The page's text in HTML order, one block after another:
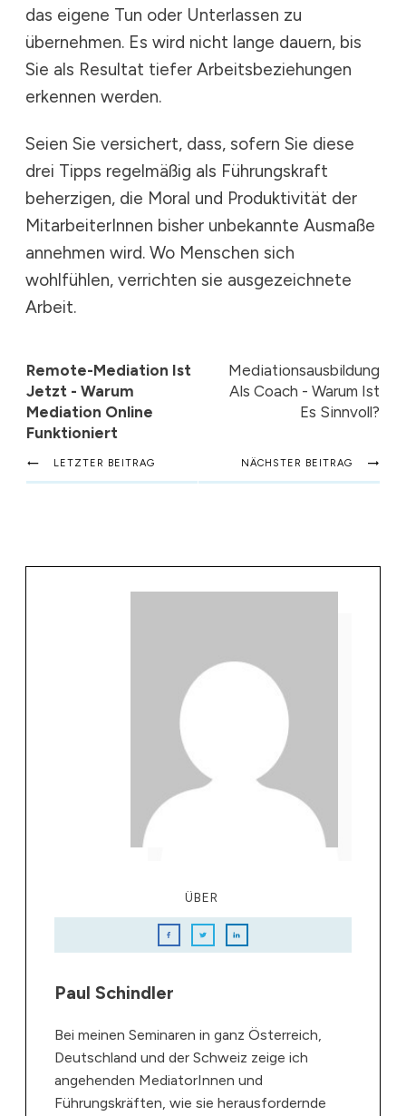
das eigene Tun oder Unterlassen zu
übernehmen. Es wird nicht lange dauern, bis
Sie als Resultat tiefer Arbeitsbeziehungen
erkennen werden.
Seien Sie versichert, dass, sofern Sie diese
drei Tipps regelmäßig als Führungskraft
beherzigen, die Moral und Produktivität der
MitarbeiterInnen bisher unbekannte Ausmaße
annehmen wird. Wo Menschen sich
wohlfühlen, verrichten sie ausgezeichnete
Arbeit.
Remote-Mediation Ist
Jetzt - Warum
Mediation Online
Funktioniert
Mediationsausbildung
Als Coach - Warum Ist
Es Sinnvoll?
LETZTER BEITRAG NÄCHSTER BEITRAG
ÜBER
Paul Schindler
Bei meinen Seminaren in ganz Österreich,
Deutschland und der Schweiz zeige ich
angehenden MediatorInnen und
Führungskräften, wie sie herausfordernde